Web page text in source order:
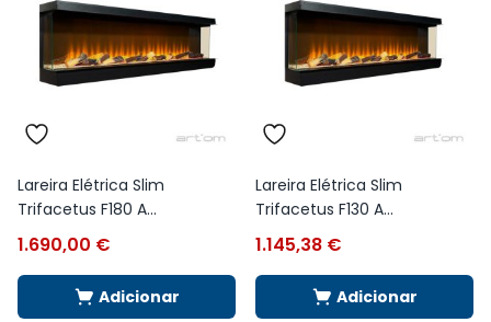
Lareira Elétrica Slim
Trifacetus F180 A...
1.690,00 €
Adicionar
Lareira Elétrica Slim
Trifacetus F130 A...
1.145,38 €
Adicionar